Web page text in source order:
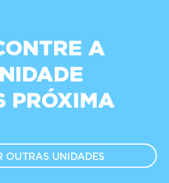
A
PRÓXIMA
OUTRAS UNIDADES